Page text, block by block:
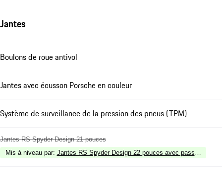
Jantes
Boulons de roue antivol
Jantes avec écusson Porsche en couleur
Système de surveillance de la pression des pneus (TPM)
Jantes RS Spyder Design 21 pouces
Mis à niveau par: Jantes RS Spyder Design 22 pouces avec passage de